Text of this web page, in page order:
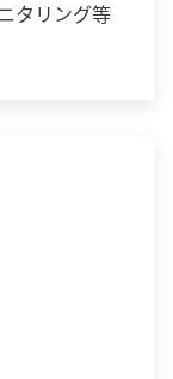
タリング等